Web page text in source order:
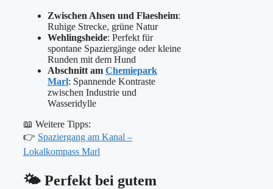
Zwischen Ahsen und Flaesheim:
Ruhige Strecke, grüne Natur
Wehlingsheide: Perfekt für
spontane Spaziergänge oder kleine
Runden mit dem Hund
Abschnitt am Chemiepark
Marl: Spannende Kontraste
zwischen Industrie und
Wasseridylle
📖 Weitere Tipps:
👉 Spaziergang am Kanal –
Lokalkompass Marl
🌤️ Perfekt bei gutem